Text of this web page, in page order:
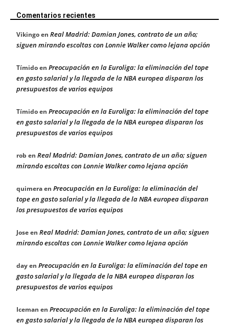
Comentarios recientes
Vikingoen Real Madrid: Damian Jones, contrato de un año;
siguen mirando escoltas con Lonnie Walker como lejana opción
Tímidoen Preocupación en la Euroliga: la eliminación del tope
en gasto salarial y la llegada de la NBA europea disparan los
presupuestos de varios equipos
Tímidoen Preocupación en la Euroliga: la eliminación del tope
en gasto salarial y la llegada de la NBA europea disparan los
presupuestos de varios equipos
rob en Real Madrid: Damian Jones, contrato de un año; siguen
mirando escoltas con Lonnie Walker como lejana opción
quimeraen Preocupación en la Euroliga: la eliminación del
tope en gasto salarial y la llegada de la NBA europea disparan
los presupuestos de varios equipos
Joseen Real Madrid: Damian Jones, contrato de un año; siguen
mirando escoltas con Lonnie Walker como lejana opción
dayen Preocupación en la Euroliga: la eliminación del tope en
gasto salarial y la llegada de la NBA europea disparan los
presupuestos de varios equipos
Iceman en Preocupación en la Euroliga: la eliminación del tope
en gasto salarial y la llegada de la NBA europea disparan los